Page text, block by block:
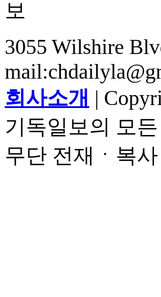
3055 Wilshire
회사소개 |
기독일보의 모
무단 전재ㆍ복